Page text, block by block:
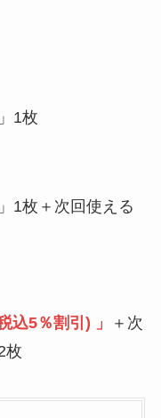
1枚
1枚＋次回使える
込5％割引) 」
＋次
枚